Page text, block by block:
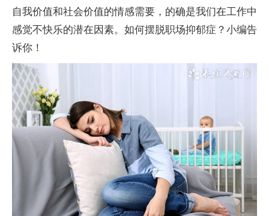
自我价值和社会价值的情感需要，的确是我们在工作中
感觉不快乐的潜在因素。如何摆脱职场抑郁症？小编告
诉你！